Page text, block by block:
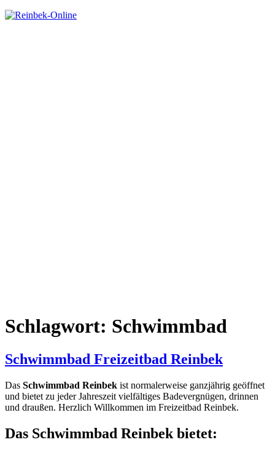
Schlagwort: Schwimmbad
Schwimmbad Freizeitbad Reinbek
Das Schwimmbad Reinbek ist normalerweise ganzjährig geöffnet
und bietet zu jeder Jahreszeit vielfältiges Badevergnügen, drinnen
und draußen. Herzlich Willkommen im Freizeitbad Reinbek.
Das Schwimmbad Reinbek bietet: